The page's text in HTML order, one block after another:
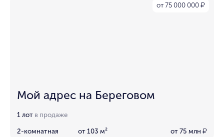
от 75 000 000 ₽
Мой адрес на Береговом
1 лот в продаже
2-комнатная от 103 м² от 75 млн ₽